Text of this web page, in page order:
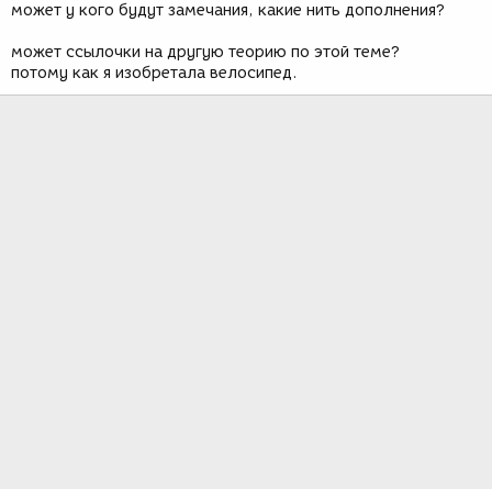
может у кого будут замечания, какие нить дополнения?
может ссылочки на другую теорию по этой теме?
потому как я изобретала велосипед.